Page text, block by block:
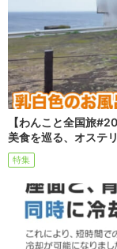
【わんこと全国旅
美食を巡る、オステ
特集